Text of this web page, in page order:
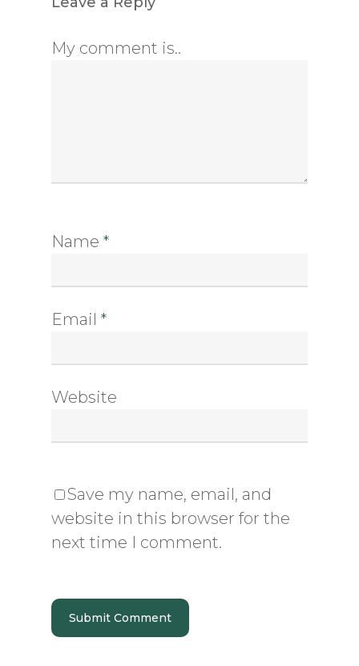
My comment is..
Name *
Email *
Website
Save my name, email, and
website in this browser for the
next time I comment.